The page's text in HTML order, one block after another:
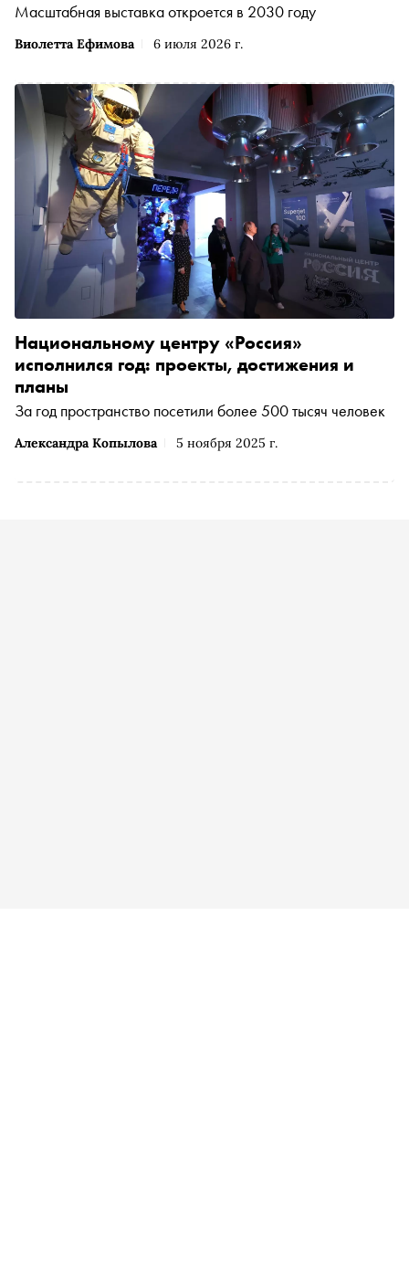
Виолетта Ефимова 6 июля 2026 г.
Масштабная выставка откроется в 2030 году
Александра Копылова 5 ноября 2025 г.
Национальному центру «Россия»
исполнился год: проекты, достижения и
планы
За год пространство посетили более 500 тысяч человек